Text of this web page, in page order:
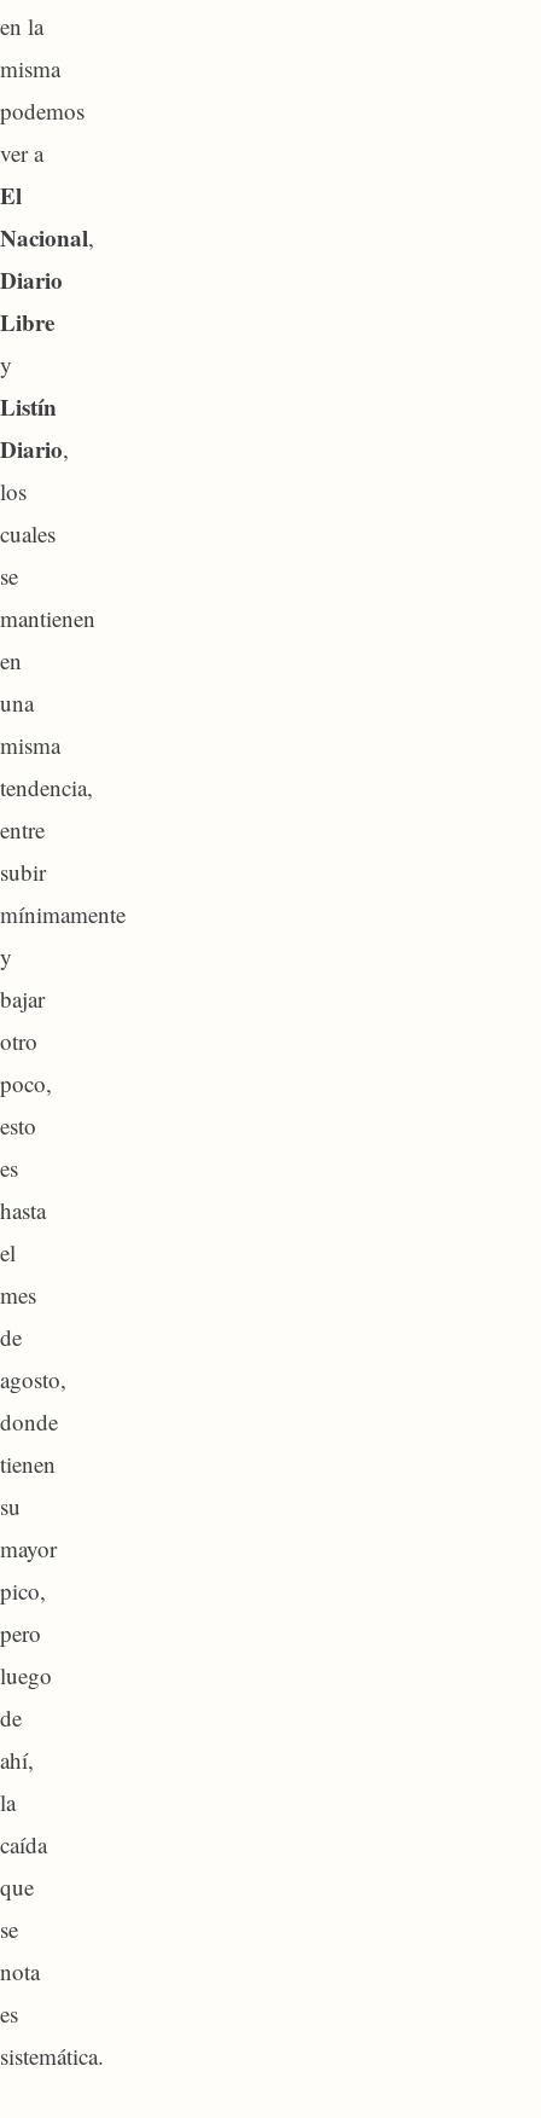
en la
misma
podemos
ver a
El
Nacional,
Diario
Libre
y
Listín
Diario,
los
cuales
se
mantienen
en
una
misma
tendencia,
entre
subir
mínimamente
y
bajar
otro
poco,
esto
es
hasta
el
mes
de
agosto,
donde
tienen
su
mayor
pico,
pero
luego
de
ahí,
la
caída
que
se
nota
es
sistemática.